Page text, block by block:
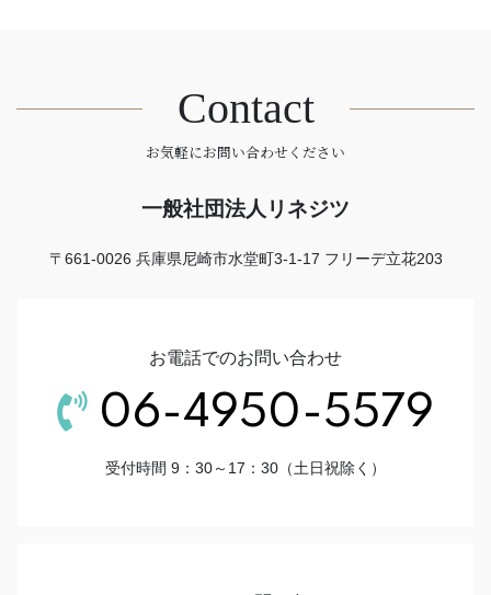
Contact
お気軽にお問い合わせください
一般社団法人リネジツ
〒661-0026 兵庫県尼崎市水堂町3-1-17 フリーデ立花203
お電話でのお問い合わせ
06-4950-5579
受付時間 9：30～17：30（土日祝除く）